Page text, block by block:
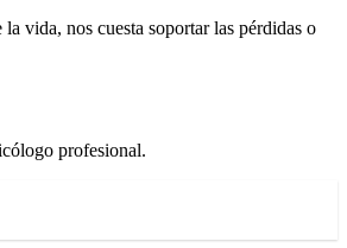
vida, nos cuesta soportar las pérdidas o
profesional.